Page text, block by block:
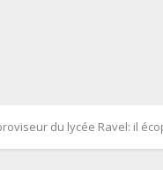
du lycée Ravel: il